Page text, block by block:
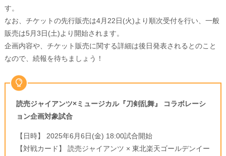
す。
なお、チケットの先行販売は4月22日(火)より順次受付を行い、一般
販売は5月3日(土)より開始されます。
企画内容や、チケット販売に関する詳細は後日発表されるとのこと
なので、続報を待ちましょう！
読売ジャイアンツ×ミュージカル『刀剣乱舞』 コラボレーシ
ョン企画対象試合
【日時】 2025年6月6日(金) 18:00試合開始
【対戦カード】 読売ジャイアンツ × 東北楽天ゴールデンイー